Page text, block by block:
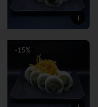
-15%